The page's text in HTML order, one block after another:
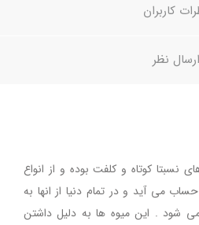
کاربران
ارسال نظر
نسبتا کوتاه و کلفت بوده و از انواع
می آید و در تمام دنیا از انها به
شود . این میوه ها به دلیل داشتن